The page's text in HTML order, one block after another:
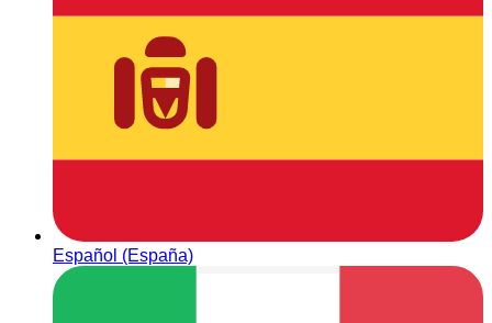
Español (España)